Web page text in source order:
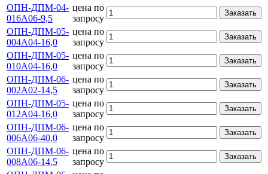
ОПН-ДПМ-04-
016А06-9,5
цена по
запросу
Заказать
ОПН-ДПМ-05-
004А04-16,0
цена по
запросу
Заказать
ОПН-ДПМ-05-
010А04-16,0
цена по
запросу
Заказать
ОПН-ДПМ-06-
002А02-14,5
цена по
запросу
Заказать
ОПН-ДПМ-05-
012А04-16,0
цена по
запросу
Заказать
ОПН-ДПМ-06-
006А06-40,0
цена по
запросу
Заказать
ОПН-ДПМ-06-
008А06-14,5
цена по
запросу
Заказать